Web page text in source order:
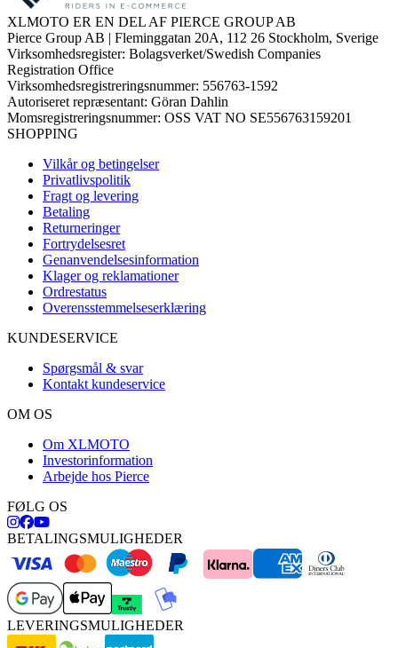
XLMOTO ER EN DEL AF PIERCE GROUP AB
Pierce Group AB | Fleminggatan 20A, 112 26 Stockholm, Sverige
Virksomhedsregister: Bolagsverket/Swedish Companies
Registration Office
Virksomhedsregistreringsnummer: 556763-1592
Autoriseret repræsentant: Göran Dahlin
Momsregistreringsnummer: OSS VAT NO SE556763159201
SHOPPING
Vilkår og betingelser
Privatlivspolitik
Fragt og levering
Betaling
Returneringer
Fortrydelsesret
Genanvendelsesinformation
Klager og reklamationer
Ordrestatus
Overensstemmelseserklæring
KUNDESERVICE
Spørgsmål & svar
Kontakt kundeservice
OM OS
Om XLMOTO
Investorinformation
Arbejde hos Pierce
FØLG OS
BETALINGSMULIGHEDER
LEVERINGSMULIGHEDER